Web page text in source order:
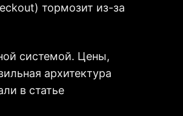
тормозит из-за
системой. Цены,
архитектура
в статье